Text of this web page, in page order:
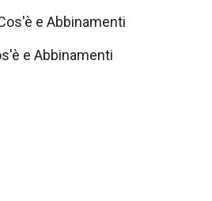
che mi era piaciuto ma non
e Abbinamenti